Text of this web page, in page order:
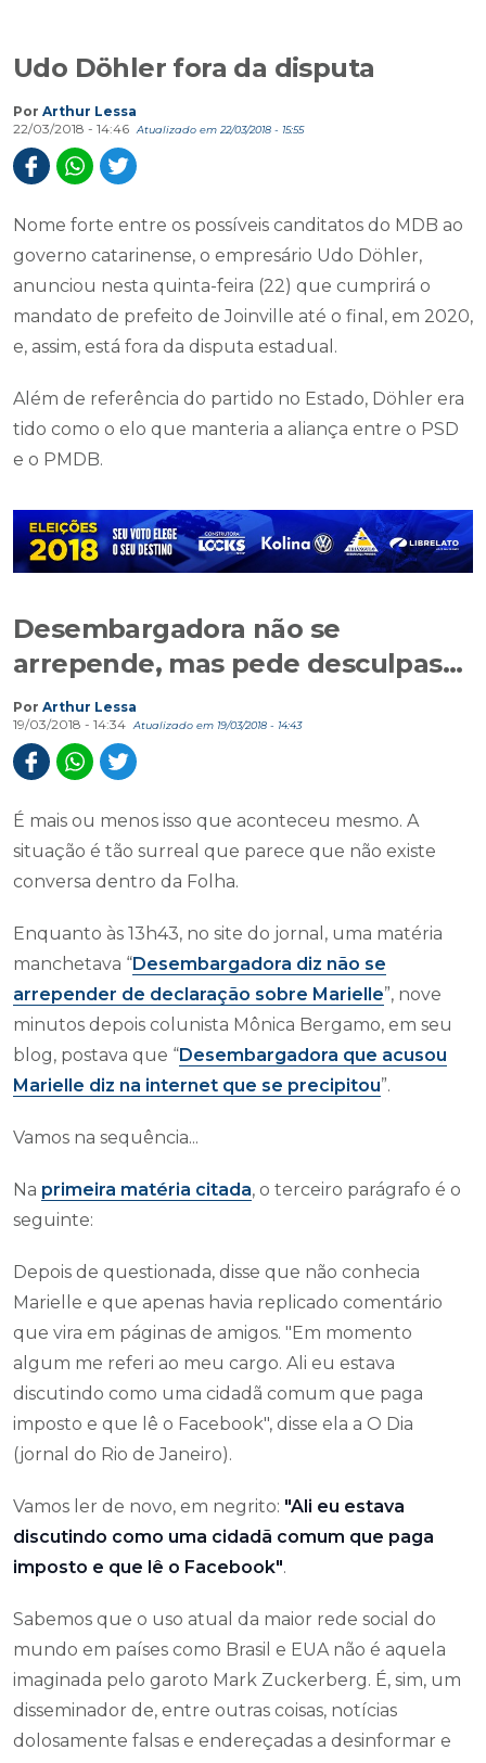
Udo Döhler fora da disputa
Por Arthur Lessa
22/03/2018 - 14:46
Atualizado em 22/03/2018 - 15:55
Nome forte entre os possíveis canditatos do MDB ao
governo catarinense, o empresário Udo Döhler,
anunciou nesta quinta-feira (22) que cumprirá o
mandato de prefeito de Joinville até o final, em 2020,
e, assim, está fora da disputa estadual.
Além de referência do partido no Estado, Döhler era
tido como o elo que manteria a aliança entre o PSD
e o PMDB.
Desembargadora não se
arrepende, mas pede desculpas...
Por Arthur Lessa
19/03/2018 - 14:34
Atualizado em 19/03/2018 - 14:43
É mais ou menos isso que aconteceu mesmo. A
situação é tão surreal que parece que não existe
conversa dentro da Folha.
Enquanto às 13h43, no site do jornal, uma matéria
manchetava “Desembargadora diz não se
arrepender de declaração sobre Marielle”, nove
minutos depois colunista Mônica Bergamo, em seu
blog, postava que “Desembargadora que acusou
Marielle diz na internet que se precipitou”.
Vamos na sequência...
Na primeira matéria citada, o terceiro parágrafo é o
seguinte:
Depois de questionada, disse que não conhecia
Marielle e que apenas havia replicado comentário
que vira em páginas de amigos. "Em momento
algum me referi ao meu cargo. Ali eu estava
discutindo como uma cidadã comum que paga
imposto e que lê o Facebook", disse ela a O Dia
(jornal do Rio de Janeiro).
Vamos ler de novo, em negrito: "Ali eu estava
discutindo como uma cidadã comum que paga
imposto e que lê o Facebook".
Sabemos que o uso atual da maior rede social do
mundo em países como Brasil e EUA não é aquela
imaginada pelo garoto Mark Zuckerberg. É, sim, um
disseminador de, entre outras coisas, notícias
dolosamente falsas e endereçadas a desinformar e